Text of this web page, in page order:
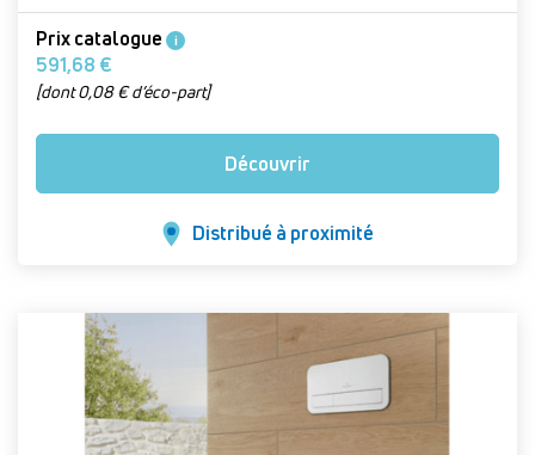
Prix catalogue i
591,68 €
[dont 0,08 € d’éco-part]
Découvrir
Distribué à proximité